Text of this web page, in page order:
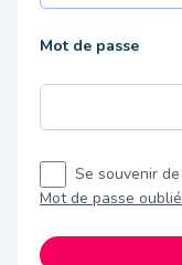
Mot de passe
Se souvenir de
Mot de passe